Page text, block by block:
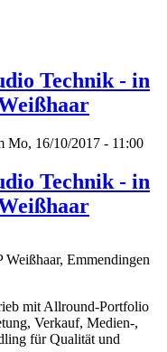
Technik - in
Mo, 16/10/2017 - 11:00
Technik - in
Emmendingen
mit Allround-Portfolio
Verkauf, Medien-,
für Qualität und